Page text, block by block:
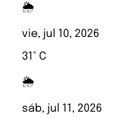
🌦️
vie, jul 10, 2026
31° C
🌦️
sáb, jul 11, 2026